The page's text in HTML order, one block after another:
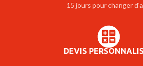
15 jours pour changer
DEVIS